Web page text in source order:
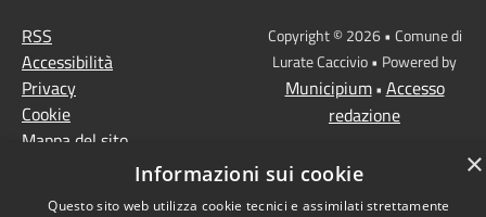
RSS
Accessibilità
Privacy
Cookie
Mappa del sito
Copyright © 2026 • Comune di
Lurate Caccivio • Powered by
Municipium• Accesso
redazione
×
Informazioni sui cookie
Questo sito web utilizza cookie tecnici e assimilati strettamente